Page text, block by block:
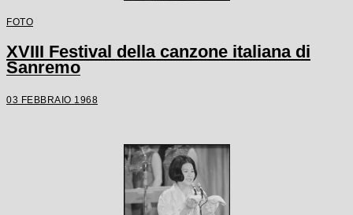
FOTO
XVIII Festival della canzone italiana di
Sanremo
03 FEBBRAIO 1968